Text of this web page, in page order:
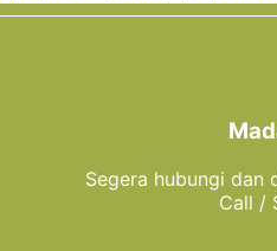
Segera hubungi dan
Call /